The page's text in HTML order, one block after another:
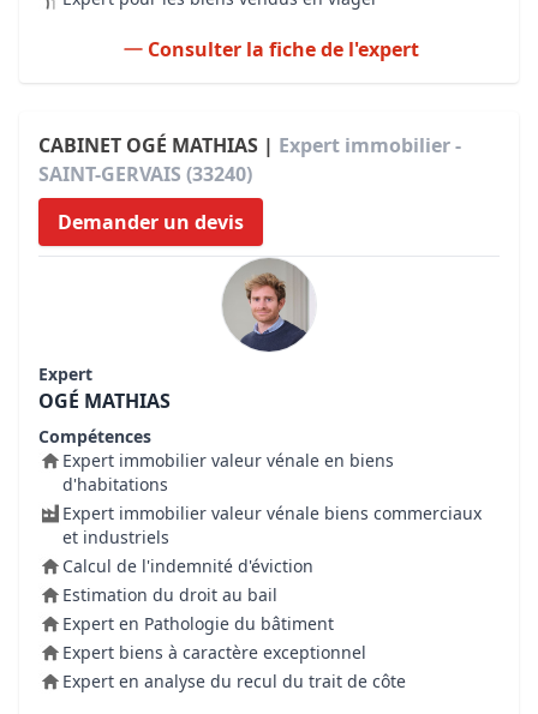
Consulter la fiche de l'expert
CABINET OGÉ MATHIAS | Expert immobilier -
SAINT-GERVAIS (33240)
Demander un devis
Expert
OGÉ MATHIAS
Compétences
Expert immobilier valeur vénale en biens
d'habitations
Expert immobilier valeur vénale biens commerciaux
et industriels
Calcul de l'indemnité d'éviction
Estimation du droit au bail
Expert en Pathologie du bâtiment
Expert biens à caractère exceptionnel
Expert en analyse du recul du trait de côte